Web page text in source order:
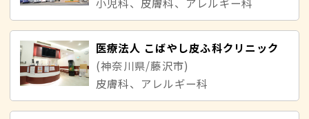
医療法人 こばやし皮ふ科クリニック
(神奈川県/藤沢市)
皮膚科、アレルギー科